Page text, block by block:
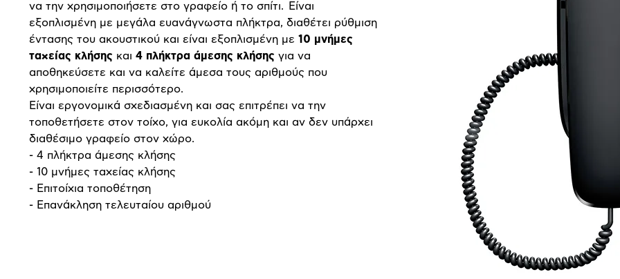
να την χρησιμοποιήσετε στο γραφείο ή το σπίτι. Είναι
εξοπλισμένη με μεγάλα ευανάγνωστα πλήκτρα, διαθέτει ρύθμιση
έντασης του ακουστικού και είναι εξοπλισμένη με 10 μνήμες
ταχείας κλήσης και 4 πλήκτρα άμεσης κλήσης για να
αποθηκεύσετε και να καλείτε άμεσα τους αριθμούς που
χρησιμοποιείτε περισσότερο.
Είναι εργονομικά σχεδιασμένη και σας επιτρέπει να την
τοποθετήσετε στον τοίχο, για ευκολία ακόμη και αν δεν υπάρχει
διαθέσιμο γραφείο στον χώρο.
- 4 πλήκτρα άμεσης κλήσης
- 10 μνήμες ταχείας κλήσης
- Επιτοίχια τοποθέτηση
- Επανάκληση τελευταίου αριθμού